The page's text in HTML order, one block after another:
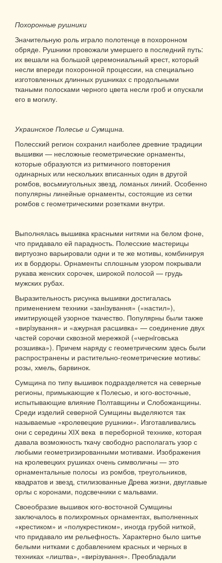
Похоронные рушники
Значительную роль играло полотенце в похоронном
обряде. Рушники провожали умершего в последний путь:
их вешали на большой церемониальный крест, который
несли впереди похоронной процессии, на специально
изготовленных длинных рушниках с продольными
ткаными полосками черного цвета несли гроб и опускали
его в могилу.
Украинское Полесье и Сумщина.
Полесский регион сохранил наиболее древние традиции
вышивки — несложные геометрические орнаменты,
которые образуются из ритмичного повторения
одинарных или нескольких вписанных один в другой
ромбов, восьмиугольных звезд, ломаных линий. Особенно
популярны линейные орнаменты, состоящие из сетки
ромбов с геометрическими розетками внутри.
Выполнялась вышивка красными нитями на белом фоне,
что придавало ей парадность. Полесские мастерицы
виртуозно варьировали одни и те же мотивы, комбинируя
их в бордюры. Орнаменты сплошным узором покрывали
рукава женских сорочек, широкой полосой — грудь
мужских рубах.
Выразительность рисунка вышивки достигалась
применением техники «занiзування» («настил»),
имитирующей узорное ткачество. Популярны были также
«вирiзування» и «ажурная расшивка» — соединение двух
частей сорочки сквозной мережкой («чернiговська
розшивка»). Причем наряду с геометрическим здесь были
распространены и растительно-геометрические мотивы:
розы, хмель, барвинок.
Сумщина по типу вышивок подразделяется на северные
регионы, примыкающие к Полесью, и юго-восточные,
испытывающие влияние Полтавщины и Слобожанщины.
Среди изделий северной Сумщины выделяются так
называемые «кролевецкие рушники». Изготавливались
они с середины ХІХ века в переборной технике, которая
давала возможность ткачу свободно располагать узор с
любыми геометризированными мотивами. Изображения
на кролевецких рушиках очень символичны — это
орнаментальные полосы из ромбов, треугольников,
квадратов и звезд, стилизованные Древа жизни, двуглавые
орлы с коронами, подсвечники с мальвами.
Своеобразие вышивок юго-восточной Сумщины
заключалось в полихромных орнаментах, выполненных
«крестиком» и «полукрестиком», иногда грубой ниткой,
что придавало им рельефность. Характерно было шитье
белыми нитками с добавлением красных и черных в
техниках «лиштва», «вирізування». Преобладали